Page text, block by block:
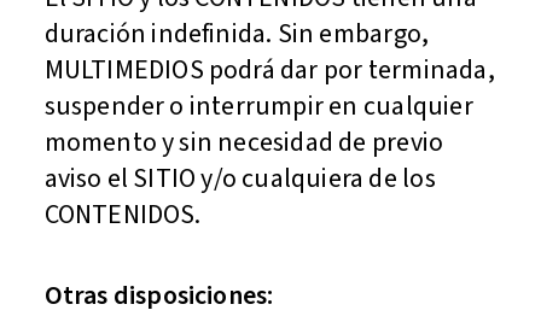
duración indefinida. Sin embargo,
MULTIMEDIOS podrá dar por terminada,
suspender o interrumpir en cualquier
momento y sin necesidad de previo
aviso el SITIO y/o cualquiera de los
CONTENIDOS.
Otras disposiciones: